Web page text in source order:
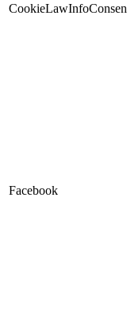
Facebook